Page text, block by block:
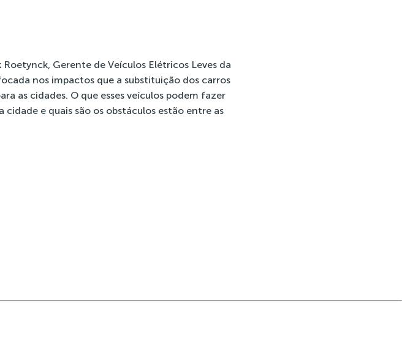
Gerente de Veículos Elétricos Leves da
nos impactos que a substituição dos carros
as cidades. O que esses veículos podem fazer
e quais são os obstáculos estão entre as